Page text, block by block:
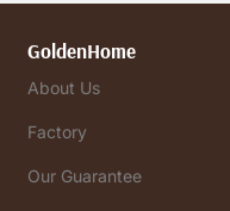
GoldenHome
About Us
Factory
Our Guarantee